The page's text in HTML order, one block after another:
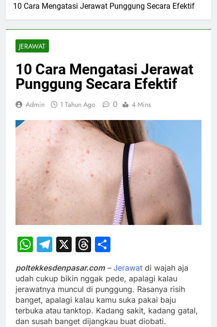
10 Cara Mengatasi Jerawat Punggung Secara Efektif
JERAWAT
10 Cara Mengatasi Jerawat
Punggung Secara Efektif
Admin 1 Tahun Ago 0 4 Mins
WhatsApp
Telegram
X Threads
poltekkesdenpasar.com– Jerawat di wajah aja
udah cukup bikin nggak pede, apalagi kalau
jerawatnya muncul di punggung. Rasanya risih
banget, apalagi kalau kamu suka pakai baju
terbuka atau tanktop. Kadang sakit, kadang gatal,
dan susah banget dijangkau buat diobati.